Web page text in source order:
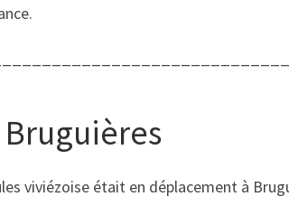
viviézoise était en déplacement à